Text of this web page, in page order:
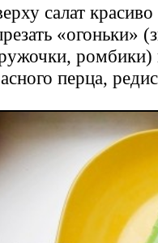
салат
«огоньки»
ромбики)
перца,